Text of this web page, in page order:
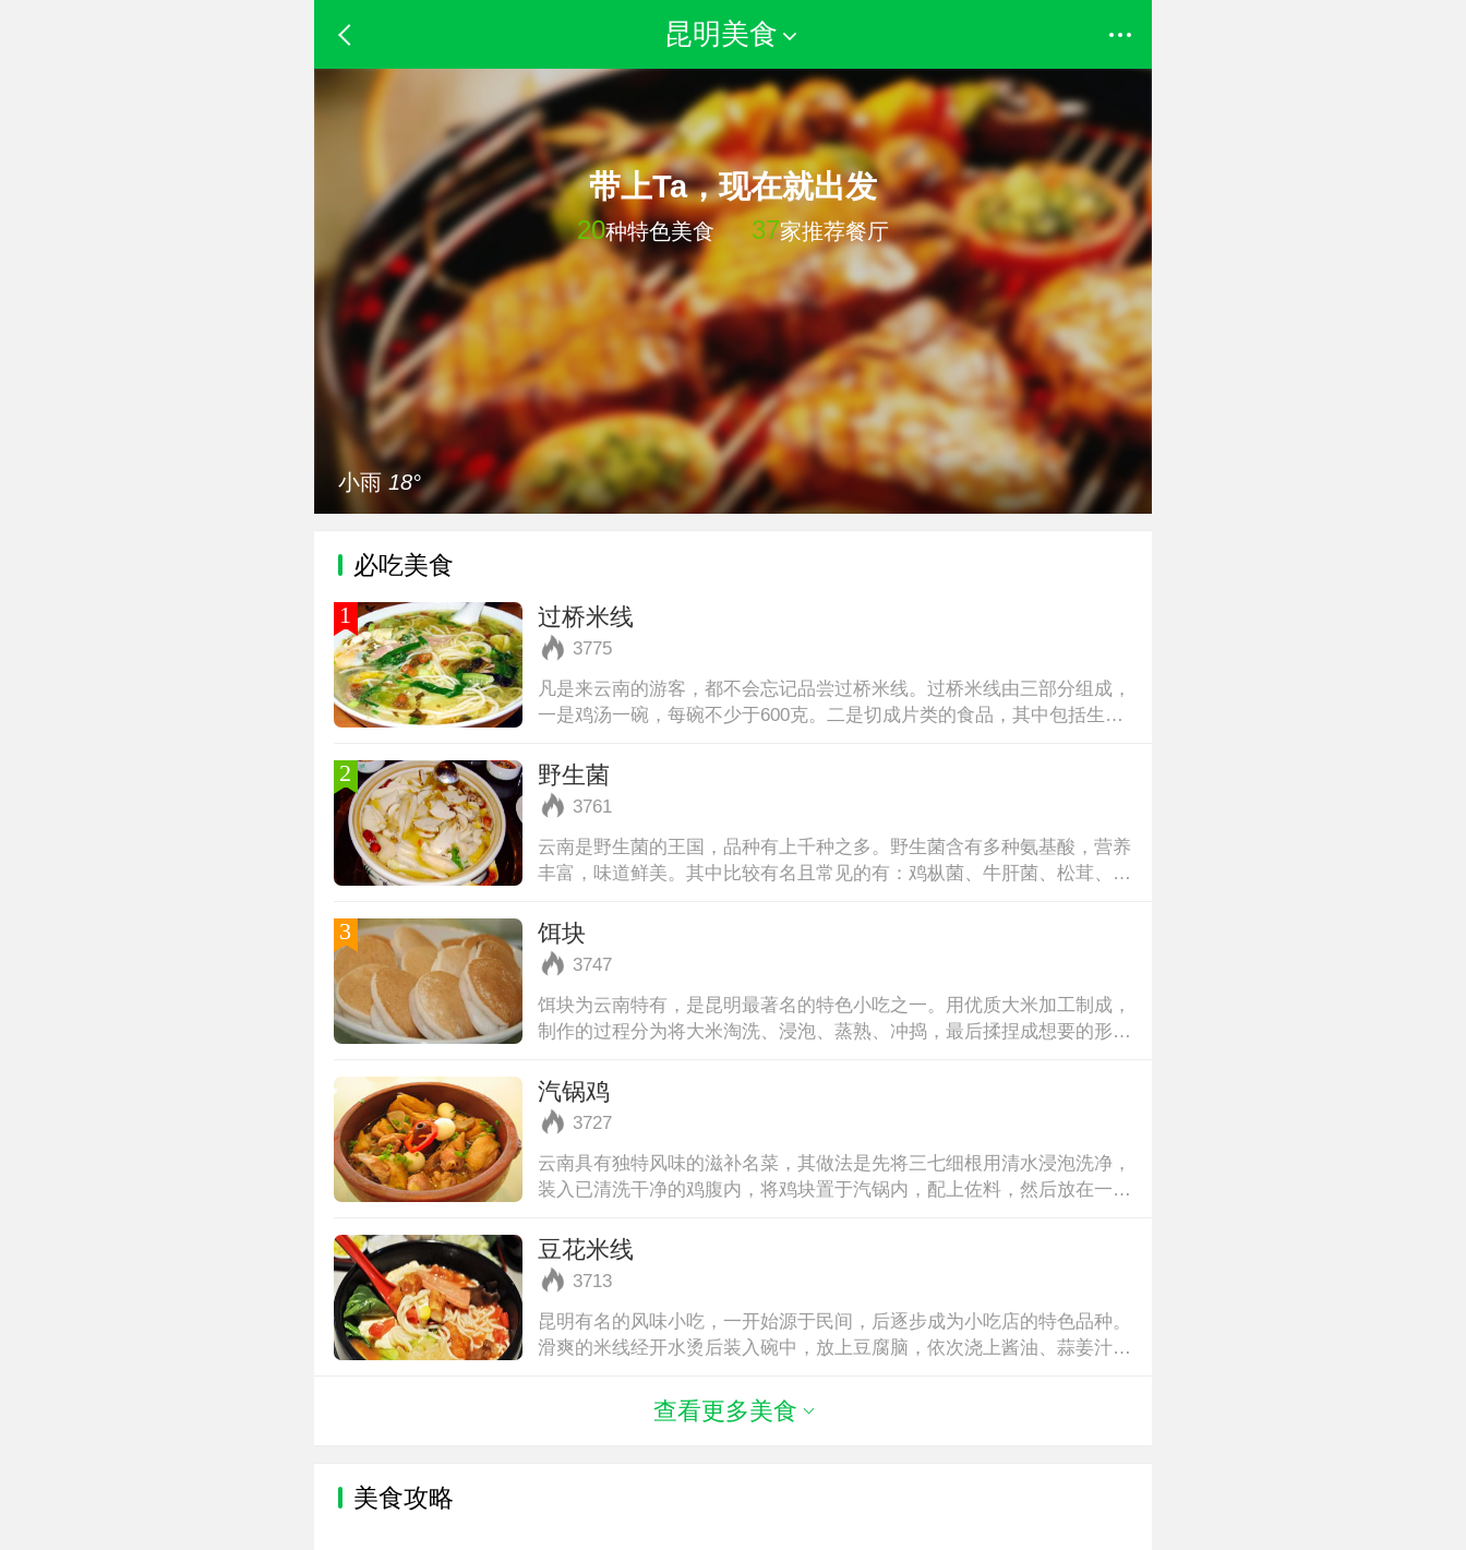
昆明美食
带上Ta，现在就出发
20种特色美食 37家推荐餐厅
小雨18°
必吃美食
1 过桥米线
3775
凡是来云南的游客，都不会忘记品尝过桥米线。过桥米线由三部分组成，
一是鸡汤一碗，每碗不少于600克。二是切成片类的食品，其中包括生的
2 野生菌
3761
云南是野生菌的王国，品种有上千种之多。野生菌含有多种氨基酸，营养
丰富，味道鲜美。其中比较有名且常见的有：鸡枞菌、牛肝菌、松茸、鸡
3 饵块
3747
饵块为云南特有，是昆明最著名的特色小吃之一。用优质大米加工制成，
制作的过程分为将大米淘洗、浸泡、蒸熟、冲捣，最后揉捏成想要的形
汽锅鸡
3727
云南具有独特风味的滋补名菜，其做法是先将三七细根用清水浸泡洗净，
装入已清洗干净的鸡腹内，将鸡块置于汽锅内，配上佐料，然后放在一只
豆花米线
3713
昆明有名的风味小吃，一开始源于民间，后逐步成为小吃店的特色品种。
滑爽的米线经开水烫后装入碗中，放上豆腐脑，依次浇上酱油、蒜姜汁、
查看更多美食
美食攻略